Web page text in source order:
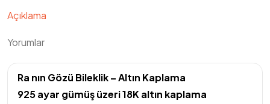
Açıklama
Yorumlar
Ra nın Gözü Bileklik – Altın Kaplama
925 ayar gümüş üzeri 18K altın kaplama